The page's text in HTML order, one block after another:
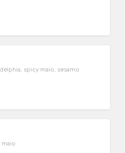
spicy maio, sesamo